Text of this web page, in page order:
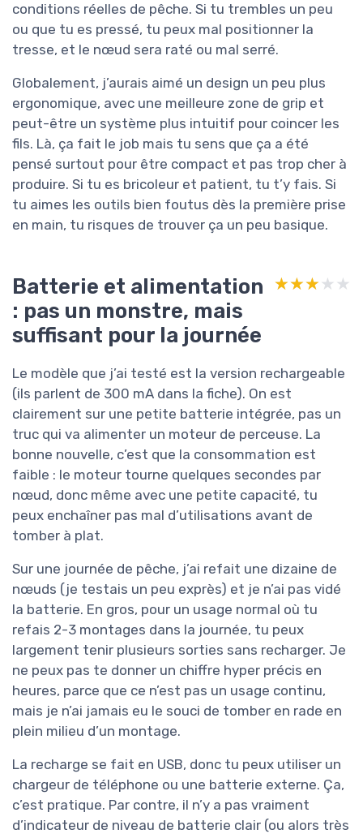
conditions réelles de pêche. Si tu trembles un peu
ou que tu es pressé, tu peux mal positionner la
tresse, et le nœud sera raté ou mal serré.
Globalement, j’aurais aimé un design un peu plus
ergonomique, avec une meilleure zone de grip et
peut-être un système plus intuitif pour coincer les
fils. Là, ça fait le job mais tu sens que ça a été
pensé surtout pour être compact et pas trop cher à
produire. Si tu es bricoleur et patient, tu t’y fais. Si
tu aimes les outils bien foutus dès la première prise
en main, tu risques de trouver ça un peu basique.
Batterie et alimentation
: pas un monstre, mais
suffisant pour la journée
★★★★★
★★★★★
Le modèle que j’ai testé est la version rechargeable
(ils parlent de 300 mA dans la fiche). On est
clairement sur une petite batterie intégrée, pas un
truc qui va alimenter un moteur de perceuse. La
bonne nouvelle, c’est que la consommation est
faible : le moteur tourne quelques secondes par
nœud, donc même avec une petite capacité, tu
peux enchaîner pas mal d’utilisations avant de
tomber à plat.
Sur une journée de pêche, j’ai refait une dizaine de
nœuds (je testais un peu exprès) et je n’ai pas vidé
la batterie. En gros, pour un usage normal où tu
refais 2-3 montages dans la journée, tu peux
largement tenir plusieurs sorties sans recharger. Je
ne peux pas te donner un chiffre hyper précis en
heures, parce que ce n’est pas un usage continu,
mais je n’ai jamais eu le souci de tomber en rade en
plein milieu d’un montage.
La recharge se fait en USB, donc tu peux utiliser un
chargeur de téléphone ou une batterie externe. Ça,
c’est pratique. Par contre, il n’y a pas vraiment
d’indicateur de niveau de batterie clair (ou alors très